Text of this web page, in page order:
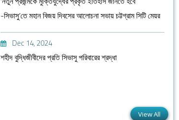
-সিভাসু’তে মহান বিজয় দিবসের আলোচনা সভায় চট্টগ্রাম সিটি মেয়র
Dec 14, 2024
শহীদ বুদ্ধিজীবীদের প্রতি সিভাসু পরিবারের শ্রদ্ধা
View All